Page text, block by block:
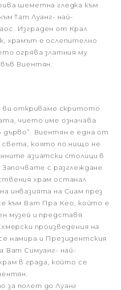
шеметна гледка към
Тат Луанг- най-
Изграден от Крал
храмът е ослепително
огрява златния му
Виентян.
ви откриваме скритото
чието име означава
дърво”. Виентян е една от
която по нищо не
азиатски столици в
с разглеждане
храм останал
инвазията на Сиам през
към Ват Пра Кео, който е
музей и представя
произведения на
намира и Президентския
Ват Симуанг- най-
в града, който се
за полет до Луанг